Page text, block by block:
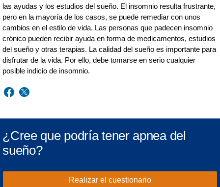
las ayudas y los estudios del sueño. El insomnio resulta frustrante,
pero en la mayoría de los casos, se puede remediar con unos
cambios en el estilo de vida. Las personas que padecen insomnio
crónico pueden recibir ayuda en forma de medicamentos, estudios
del sueño y otras terapias. La calidad del sueño es importante para
disfrutar de la vida. Por ello, debe tomarse en serio cualquier
posible indicio de insomnio.
¿Cree que podría tener apnea del
sueño?
Realizar el cuestionario